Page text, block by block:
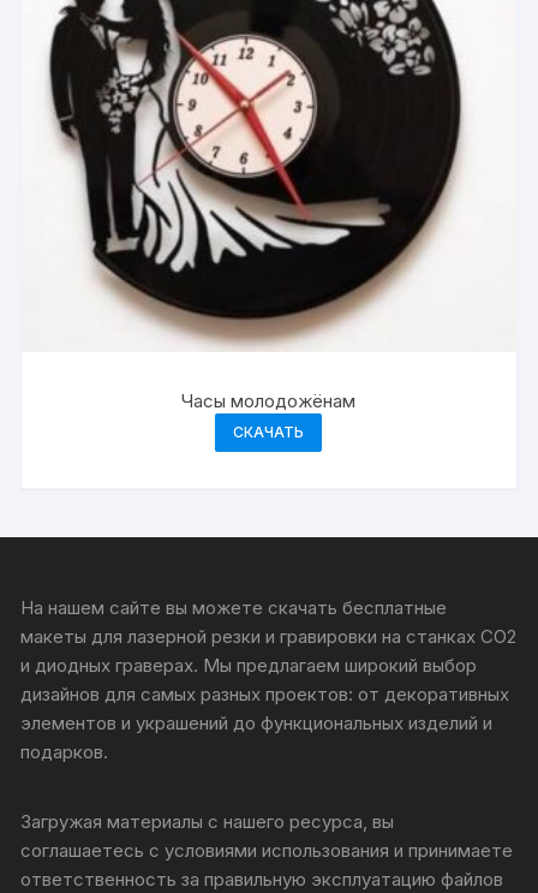
Часы молодожёнам
СКАЧАТЬ
На нашем сайте вы можете скачать бесплатные
макеты для лазерной резки и гравировки на станках CO2
и диодных граверах. Мы предлагаем широкий выбор
дизайнов для самых разных проектов: от декоративных
элементов и украшений до функциональных изделий и
подарков.
Загружая материалы с нашего ресурса, вы
соглашаетесь с условиями использования и принимаете
ответственность за правильную эксплуатацию файлов